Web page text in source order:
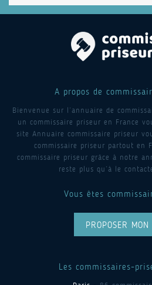
A propos de
Bienvenue sur l’annuaire de
un commissaire priseur en France
site Annuaire commissaire priseur
commissaire priseur partout en
commissaire priseur grâce à notre
reste plus qu’à le
Vous êtes
PROPOSER MON
Les commissaires-